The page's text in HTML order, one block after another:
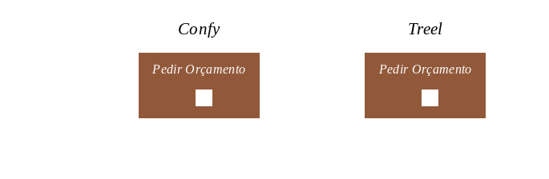
Confy
Pedir Orçamento
Treel
Pedir Orçamento